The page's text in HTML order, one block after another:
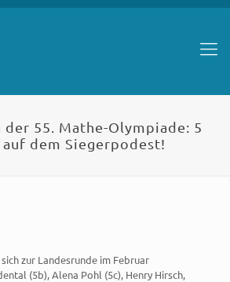
der 55. Mathe-Olympiade: 5
auf dem Siegerpodest!
zur Landesrunde im Februar
(5b), Alena Pohl (5c), Henry Hirsch,